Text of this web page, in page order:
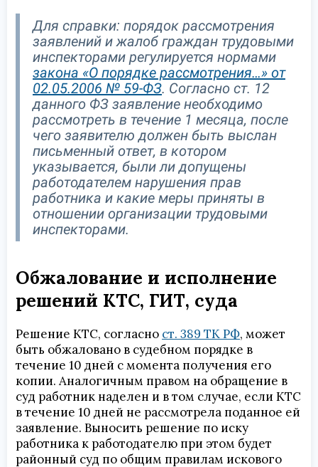
Для справки: порядок рассмотрения
заявлений и жалоб граждан трудовыми
инспекторами регулируется нормами
закона «О порядке рассмотрения…» от
02.05.2006 № 59-ФЗ. Согласно ст. 12
данного ФЗ заявление необходимо
рассмотреть в течение 1 месяца, после
чего заявителю должен быть выслан
письменный ответ, в котором
указывается, были ли допущены
работодателем нарушения прав
работника и какие меры приняты в
отношении организации трудовыми
инспекторами.
Обжалование и исполнение
решений КТС, ГИТ, суда
Решение КТС, согласно ст. 389 ТК РФ, может
быть обжаловано в судебном порядке в
течение 10 дней с момента получения его
копии. Аналогичным правом на обращение в
суд работник наделен и в том случае, если КТС
в течение 10 дней не рассмотрела поданное ей
заявление. Выносить решение по иску
работника к работодателю при этом будет
районный суд по общим правилам искового